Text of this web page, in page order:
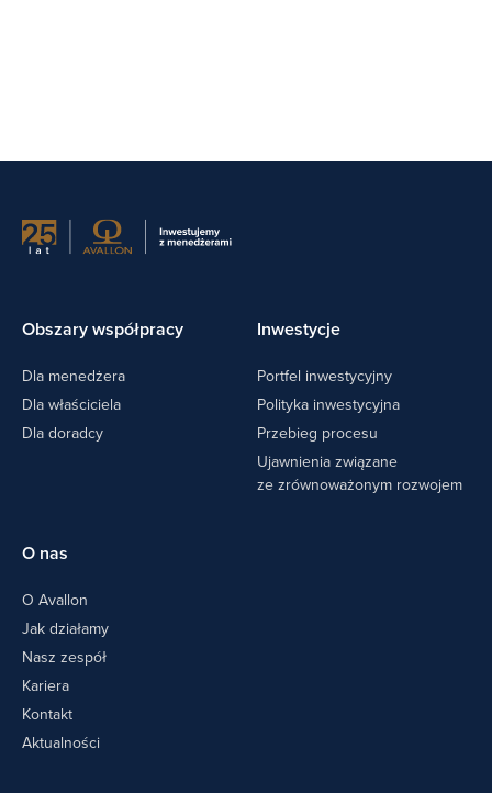
Obszary współpracy
Dla menedżera
Dla właściciela
Dla doradcy
Inwestycje
Portfel inwestycyjny
Polityka inwestycyjna
Przebieg procesu
Ujawnienia związane
ze zrównoważonym rozwojem
O nas
O Avallon
Jak działamy
Nasz zespół
Kariera
Kontakt
Aktualności